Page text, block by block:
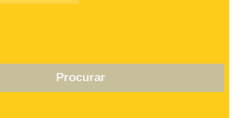
Procurar